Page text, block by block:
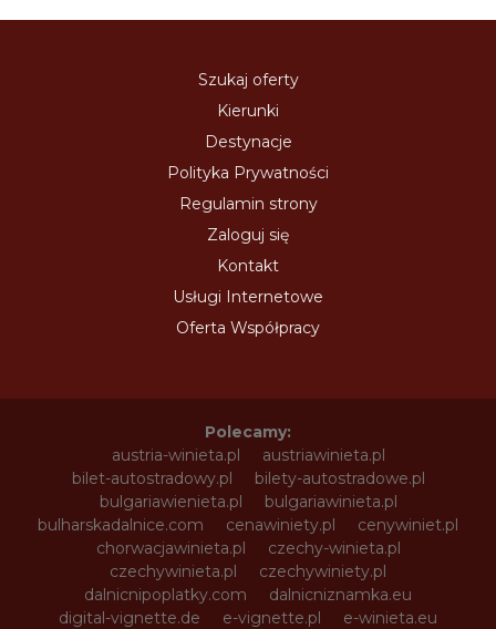
Szukaj oferty
Kierunki
Destynacje
Polityka Prywatności
Regulamin strony
Zaloguj się
Kontakt
Usługi Internetowe
Oferta Współpracy
Polecamy:
austria-winieta.pl
austriawinieta.pl
bilet-autostradowy.pl
bilety-autostradowe.pl
bulgariawienieta.pl
bulgariawinieta.pl
bulharskadalnice.com
cenawiniety.pl
cenywiniet.pl
chorwacjawinieta.pl
czechy-winieta.pl
czechywinieta.pl
czechywiniety.pl
dalnicnipoplatky.com
dalnicniznamka.eu
digital-vignette.de
e-vignette.pl
e-winieta.eu